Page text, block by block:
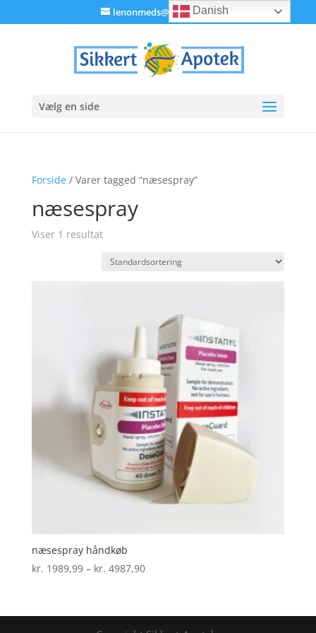
lenonmeds@gmail.com
Vælg en side
Forside/ Varer tagged “næsespray”
næsespray
Viser 1 resultat
næsespray håndkøb
kr. 1989,99 – kr. 4987,90Prisinterval:
kr. 4987,90
Danish